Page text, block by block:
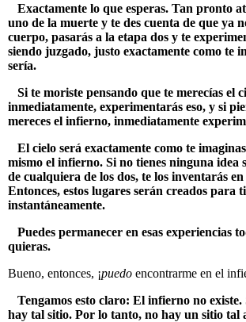
Exactamente lo que esperas. Tan pronto
uno de la muerte y te des cuenta de que ya
cuerpo, pasarás a la etapa dos y te
siendo juzgado, justo exactamente como te
sería.
Si te moriste pensando que te merecías el
inmediatamente, experimentarás eso, y si
mereces el infierno, inmediatamente
El cielo será exactamente como te
mismo el infierno. Si no tienes ninguna idea
de cualquiera de los dos, te los inventarás
Entonces, estos lugares serán creados para
instantáneamente.
Puedes permanecer en esas experiencias
quieras.
Bueno, entonces, ¡puedo encontrarme en el
Tengamos esto claro: El infierno no existe.
hay tal sitio. Por lo tanto, no hay un sitio tal